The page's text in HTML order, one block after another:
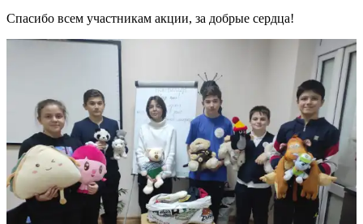
Спасибо всем участникам акции, за добрые сердца!